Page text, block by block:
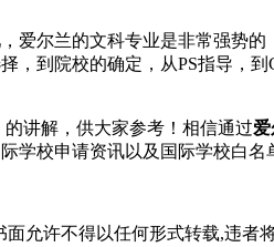
爱尔兰的文科专业是非常强势
，到院校的确定，从PS指导，
的讲解，供大家参考！相信通过
学校申请资讯以及国际学校白名
允许不得以任何形式转载,违者